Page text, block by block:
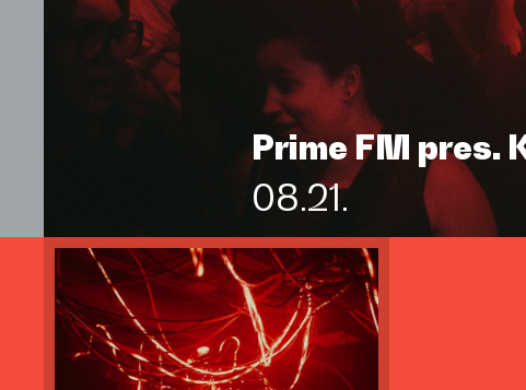
Prime FM pres.
08.21.